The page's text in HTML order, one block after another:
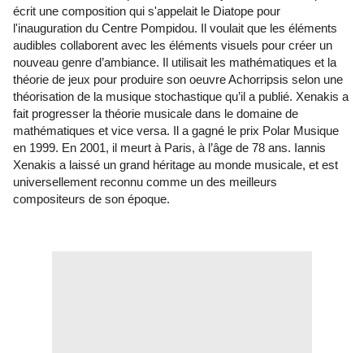
écrit une composition qui s'appelait le Diatope pour
l'inauguration du Centre Pompidou. Il voulait que les éléments
audibles collaborent avec les éléments visuels pour créer un
nouveau genre d’ambiance. Il utilisait les mathématiques et la
théorie de jeux pour produire son oeuvre Achorripsis selon une
théorisation de la musique stochastique qu’il a publié. Xenakis a
fait progresser la théorie musicale dans le domaine de
mathématiques et vice versa. Il a gagné le prix Polar Musique
en 1999. En 2001, il meurt à Paris, à l’âge de 78 ans. Iannis
Xenakis a laissé un grand héritage au monde musicale, et est
universellement reconnu comme un des meilleurs
compositeurs de son époque.